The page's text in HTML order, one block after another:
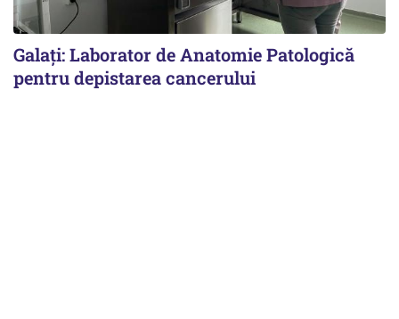
Galați: Laborator de Anatomie Patologică
pentru depistarea cancerului